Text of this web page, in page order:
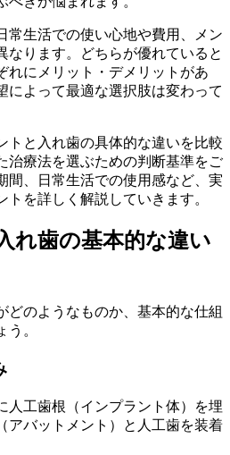
常生活での使い心地や費用、メン
なります。どちらが優れていると
れにメリット・デメリットがあ
によって最適な選択肢は変わって
トと入れ歯の具体的な違いを比較
治療法を選ぶための判断基準をご
間、日常生活での使用感など、実
を詳しく解説していきます。
れ歯の基本的な違い
どのようなものか、基本的な仕組
。
人工歯根（インプラント体）を埋
アバットメント）と人工歯を装着